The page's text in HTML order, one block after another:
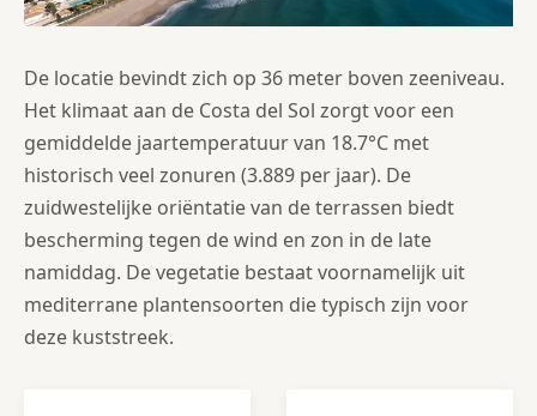
De locatie bevindt zich op 36 meter boven zeeniveau.
Het klimaat aan de Costa del Sol zorgt voor een
gemiddelde jaartemperatuur van 18.7°C met
historisch veel zonuren (3.889 per jaar). De
zuidwestelijke oriëntatie van de terrassen biedt
bescherming tegen de wind en zon in de late
namiddag. De vegetatie bestaat voornamelijk uit
mediterrane plantensoorten die typisch zijn voor
deze kuststreek.